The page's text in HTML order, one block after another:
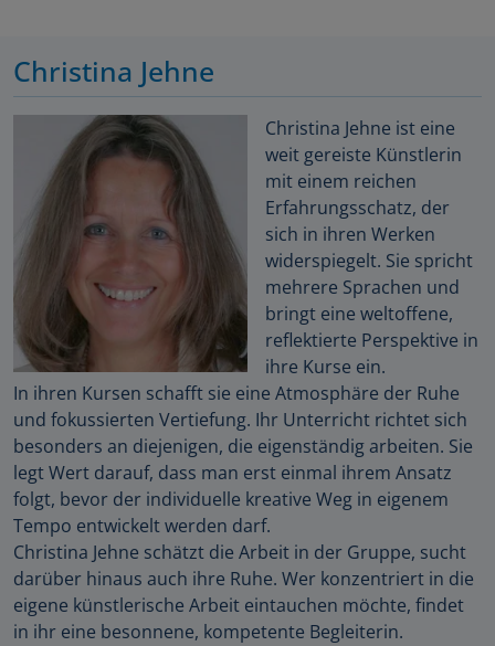
Christina Jehne
Christina Jehne ist eine
weit gereiste Künstlerin
mit einem reichen
Erfahrungsschatz, der
sich in ihren Werken
widerspiegelt. Sie spricht
mehrere Sprachen und
bringt eine weltoffene,
reflektierte Perspektive in
ihre Kurse ein.
In ihren Kursen schafft sie eine Atmosphäre der Ruhe
und fokussierten Vertiefung. Ihr Unterricht richtet sich
besonders an diejenigen, die eigenständig arbeiten. Sie
legt Wert darauf, dass man erst einmal ihrem Ansatz
folgt, bevor der individuelle kreative Weg in eigenem
Tempo entwickelt werden darf.
Christina Jehne schätzt die Arbeit in der Gruppe, sucht
darüber hinaus auch ihre Ruhe. Wer konzentriert in die
eigene künstlerische Arbeit eintauchen möchte, findet
in ihr eine besonnene, kompetente Begleiterin.